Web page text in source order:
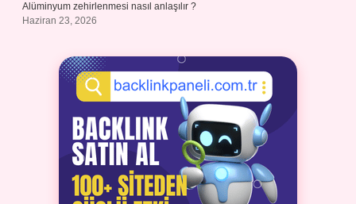
Alüminyum zehirlenmesi nasıl anlaşılır ?
Haziran 23, 2026